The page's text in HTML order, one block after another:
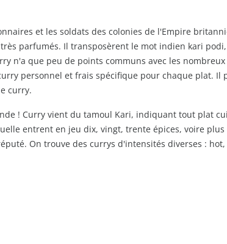
et les soldats des colonies de l'Empire
parfumés. Il transposèrent le mot indien kari
n'a que peu de points communs avec les
personnel et frais spécifique pour chaque plat. Il
curry.
! Curry vient du tamoul Kari, indiquant tout plat
entrent en jeu dix, vingt, trente épices, voire plus
On trouve des currys d'intensités diverses :